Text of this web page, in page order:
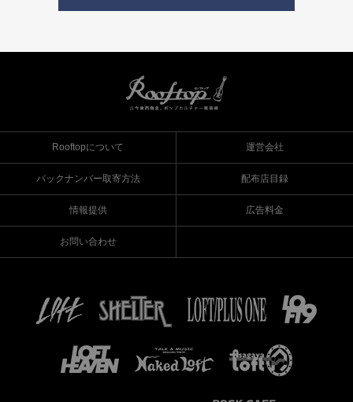
Rooftopについて 運営会社
バックナンバー取寄方法 配布店目録
情報提供 広告料金
お問い合わせ